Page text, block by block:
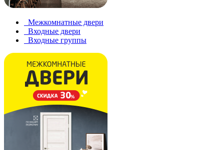
Межкомнатные двери
Входные двери
Входные группы